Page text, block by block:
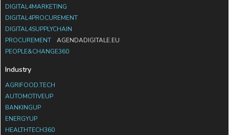
DIGITAL4MARKETING
DIGITAL4PROCUREMENT
DIGITAL4SUPPLYCHAIN
PROCUREMENT
AGENDADIGITALE.EU
PEOPLE&CHANGE360
Industry
AGRIFOOD.TECH
AUTOMOTIVEUP
BANKINGUP
ENERGYUP
HEALTHTECH360